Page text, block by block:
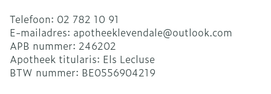
Telefoon: 02 782 10 91
E-mailadres: apotheeklevendale@outlook.com
APB nummer: 246202
Apotheek titularis: Els Lecluse
BTW nummer: BE0556904219